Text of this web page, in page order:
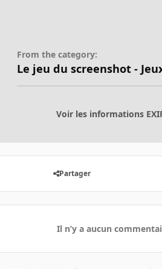
From the category:
Le jeu du screenshot -
Voir les informations
Partager
Il n’y a aucun